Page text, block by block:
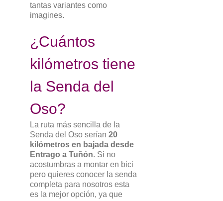
tantas variantes como
imagines.
¿Cuántos
kilómetros tiene
la Senda del
Oso?
La ruta más sencilla de la
Senda del Oso serían 20
kilómetros en bajada desde
Entrago a Tuñón. Si no
acostumbras a montar en bici
pero quieres conocer la senda
completa para nosotros esta
es la mejor opción, ya que